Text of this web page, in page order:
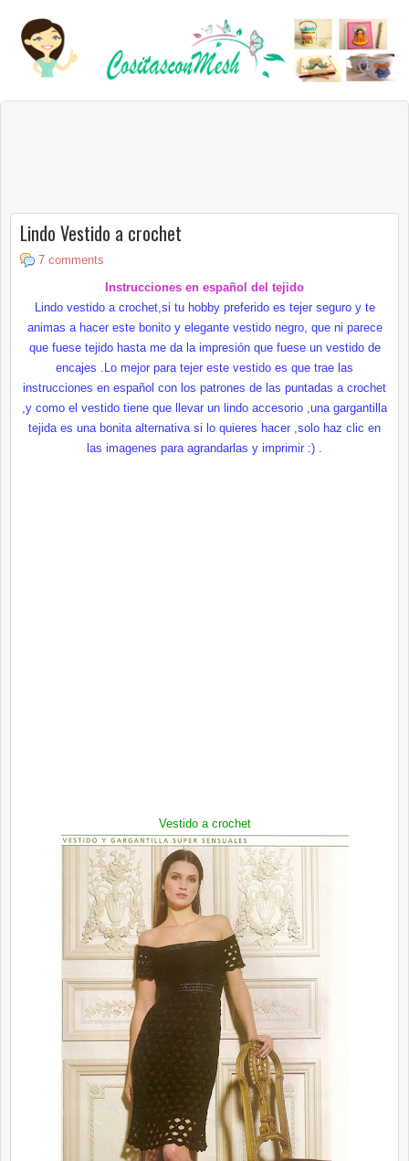
Lindo Vestido a crochet
7 comments
Instrucciones en español del tejido
Lindo vestido a crochet,si tu hobby preferido es tejer seguro y te
animas a hacer este bonito y elegante vestido negro, que ni parece
que fuese tejido hasta me da la impresión que fuese un vestido de
encajes .Lo mejor para tejer este vestido es que trae las
instrucciones en español con los patrones de las puntadas a crochet
,y como el vestido tiene que llevar un lindo accesorio ,una gargantilla
tejida es una bonita alternativa si lo quieres hacer ,solo haz clic en
las imagenes para agrandarlas y imprimir :) .
Vestido a crochet